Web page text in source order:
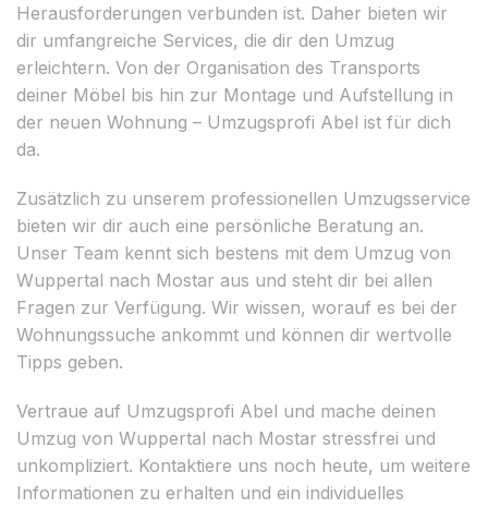
Herausforderungen verbunden ist. Daher bieten wir
dir umfangreiche Services, die dir den Umzug
erleichtern. Von der Organisation des Transports
deiner Möbel bis hin zur Montage und Aufstellung in
der neuen Wohnung – Umzugsprofi Abel ist für dich
da.
Zusätzlich zu unserem professionellen Umzugsservice
bieten wir dir auch eine persönliche Beratung an.
Unser Team kennt sich bestens mit dem Umzug von
Wuppertal nach Mostar aus und steht dir bei allen
Fragen zur Verfügung. Wir wissen, worauf es bei der
Wohnungssuche ankommt und können dir wertvolle
Tipps geben.
Vertraue auf Umzugsprofi Abel und mache deinen
Umzug von Wuppertal nach Mostar stressfrei und
unkompliziert. Kontaktiere uns noch heute, um weitere
Informationen zu erhalten und ein individuelles